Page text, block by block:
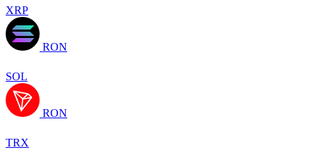
XRP
RON
SOL
RON
TRX